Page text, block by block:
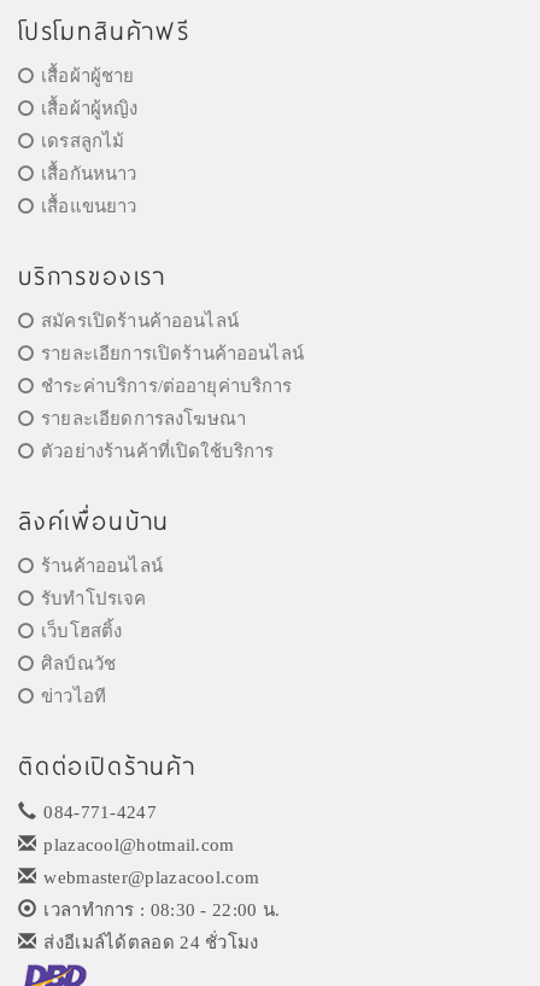
โปรโมทสินค้าฟรี
เสื้อผ้าผู้ชาย
เสื้อผ้าผู้หญิง
เดรสลูกไม้
เสื้อกันหนาว
เสื้อแขนยาว
บริการของเรา
สมัครเปิดร้านค้าออนไลน์
รายละเอียการเปิดร้านค้าออนไลน์
ชำระค่าบริการ/ต่ออายุค่าบริการ
รายละเอียดการลงโฆษณา
ตัวอย่างร้านค้าที่เปิดใช้บริการ
ลิงค์เพื่อนบ้าน
ร้านค้าออนไลน์
รับทำโปรเจค
เว็บโฮสติ้ง
ศิลป์ณวัช
ข่าวไอที
ติดต่อเปิดร้านค้า
084-771-4247
plazacool@hotmail.com
webmaster@plazacool.com
เวลาทำการ : 08:30 - 22:00 น.
ส่งอีเมล์ได้ตลอด 24 ชั่วโมง